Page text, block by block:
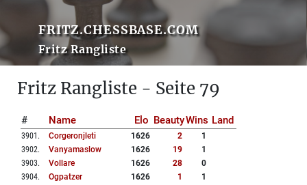
FRITZ.CHESSBASE.COM
Fritz Rangliste
Fritz Rangliste - Seite 79
# Name Elo BeautyWins Land
3901 . Corgeronjleti 1626 2
1
3902. Vanyamaslow 1626 19
1
3903. Vollare 1626 28
0
3904. Ogpatzer 1626 1
1